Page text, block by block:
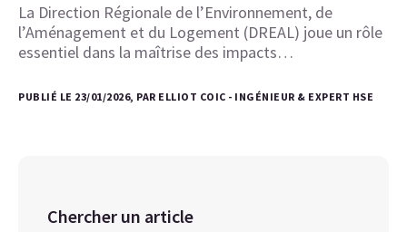
La Direction Régionale de l’Environnement, de
l’Aménagement et du Logement (DREAL) joue un rôle
essentiel dans la maîtrise des impacts…
PUBLIÉ LE 23/01/2026, PAR ELLIOT COIC - INGÉNIEUR & EXPERT HSE
Chercher un article